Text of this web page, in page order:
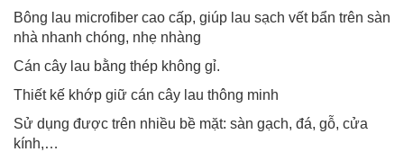
Bông lau microfiber cao cấp, giúp lau sạch vết bẩn trên sàn
nhà nhanh chóng, nhẹ nhàng
Cán cây lau bằng thép không gỉ.
Thiết kế khớp giữ cán cây lau thông minh
Sử dụng được trên nhiều bề mặt: sàn gạch, đá, gỗ, cửa
kính,…